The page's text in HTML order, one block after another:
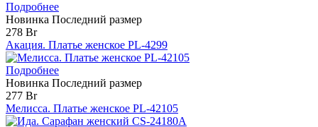
Подробнее
Новинка Последний размер
278 Br
Акация. Платье женское PL-4299
Подробнее
Новинка Последний размер
277 Br
Мелисса. Платье женское PL-42105